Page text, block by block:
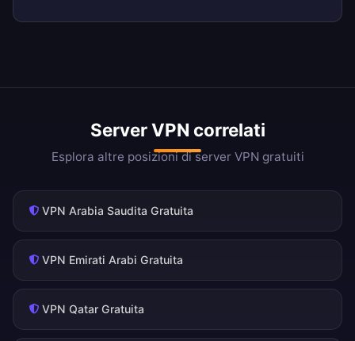
Server VPN correlati
Esplora altre posizioni di server VPN gratuiti
VPN Arabia Saudita Gratuita
VPN Emirati Arabi Gratuita
VPN Qatar Gratuita